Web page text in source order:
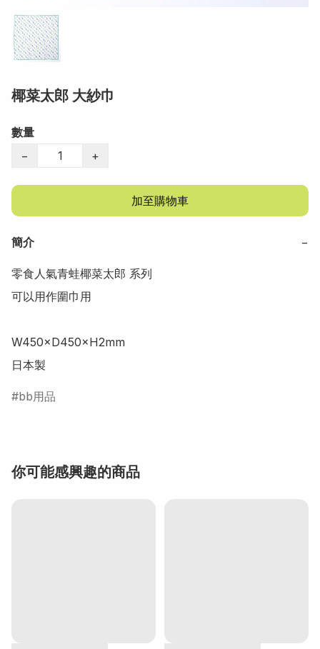
椰菜太郎 大紗巾
數量
−
+
加至購物車
簡介 −
零食人氣青蛙椰菜太郎 系列
可以用作圍巾用
W450×D450×H2mm
日本製
bb用品
你可能感興趣的商品